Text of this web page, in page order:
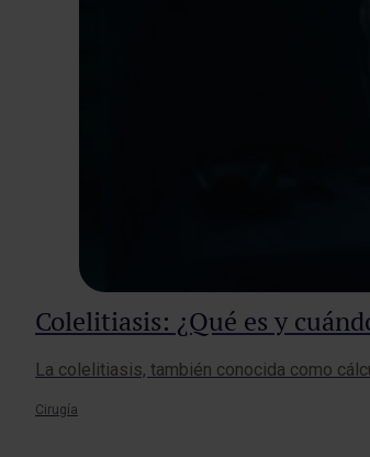
Colelitiasis: ¿Qué es y
La colelitiasis, también conocida como
Cirugía